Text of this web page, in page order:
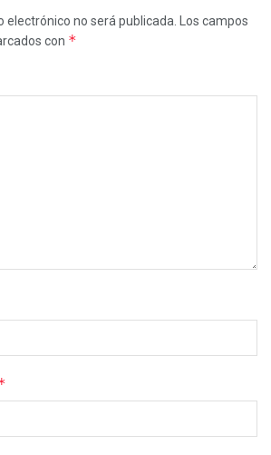
electrónico no será publicada.
Los campos
con *